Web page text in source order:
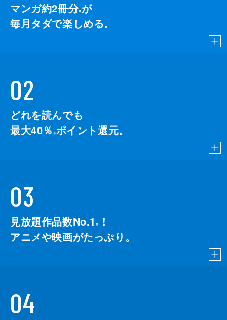
マンガ約2冊分※が
毎月タダで楽しめる。
02
どれを読んでも
最大40％ ※ポイント還元。
03
見放題作品数No.1 ※
！
アニメや映画がたっぷり。
04